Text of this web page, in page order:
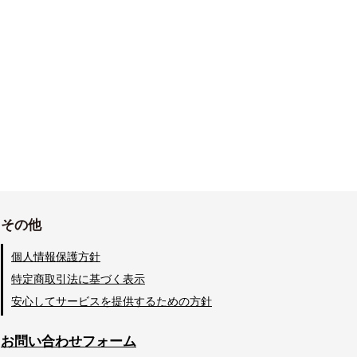
その他
個人情報保護方針
特定商取引法に基づく表示
安心してサービスを提供するための方針
お問い合わせフォーム